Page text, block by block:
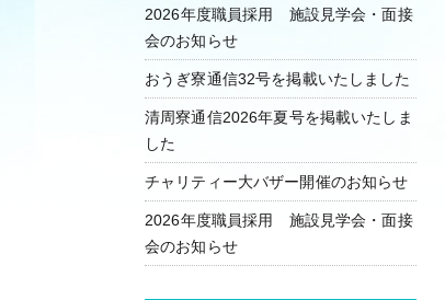
2026年度職員採用 施設見学会・面接
会のお知らせ
おうぎ寮通信32号を掲載いたしました
清周寮通信2026年夏号を掲載いたしま
した
チャリティー大バザー開催のお知らせ
2026年度職員採用 施設見学会・面接
会のお知らせ